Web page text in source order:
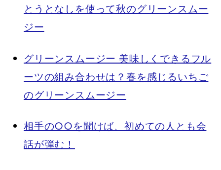
とうとなしを使って秋のグリーンスムー
ジー
グリーンスムージー 美味しくできるフル
ーツの組み合わせは？春を感じるいちご
のグリーンスムージー
相手の○○を聞けば、初めての人とも会
話が弾む！